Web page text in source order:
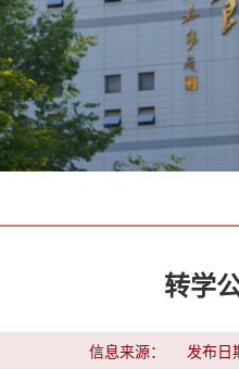
转学
信息来源： 发布日